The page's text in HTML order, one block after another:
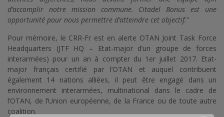
d’accomplir notre mission commune. Citadel Bonus est une
opportunité pour nous permettre d’atteindre cet objectif.”
Pour mémoire, le CRR-Fr est en alerte OTAN Joint Task Force
Headquarters (JTF HQ – Etat-major d’un groupe de forces
interarmées) pour un an à compter du 1er juillet 2017. Etat-
major français certifié par l’OTAN et auquel contribuent
également 14 nations alliées, il peut être engagé dans un
environnement interarmées, multinational dans le cadre de
l’OTAN, de l’Union européenne, de la France ou de toute autre
coalition.